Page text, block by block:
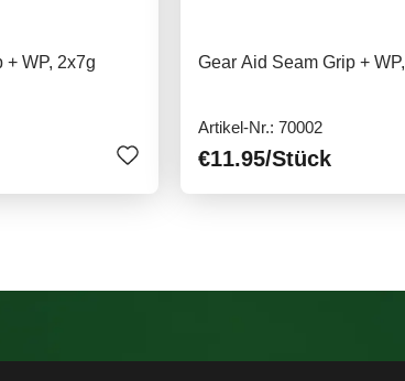
+ WP, 2x7g Gear Aid Seam Grip +
Artikel-Nr.: 70002
€11.95/Stück